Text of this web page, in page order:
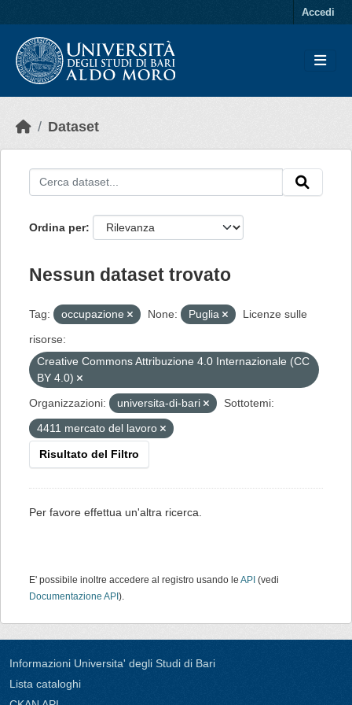
Accedi
Dataset
Ordina per
Nessun dataset trovato
Tag: occupazione None: Puglia
Licenze sulle
risorse:
Creative Commons Attribuzione 4.0 Internazionale (CC
BY 4.0)
Organizzazioni:
universita-di-bari
Sottotemi:
4411 mercato del lavoro
Risultato del Filtro
Per favore effettua un'altra ricerca.
E' possibile inoltre accedere al registro usando le API (vedi
Documentazione API ).
Informazioni Universita' degli Studi di Bari
Lista cataloghi